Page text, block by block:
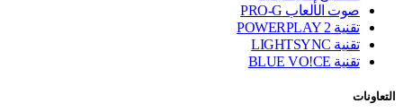
صوت الألعاب PRO-G
تقنية ‏POWERPLAY 2
تقنية LIGHTSYNC
تقنية BLUE VO!CE
التعاونات